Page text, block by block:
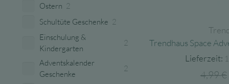
Ostern 2
Schultüte Geschenke 2
Einschulung &
Kindergarten
2
Adventskalender
Geschenke
2
Trendhaus Space
Lieferzeit:
4,99€